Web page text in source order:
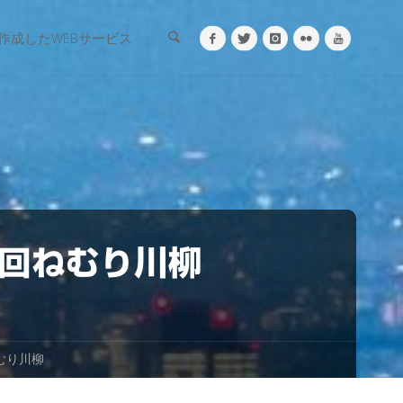
成したWEBサービス
ねむり川柳
り川柳